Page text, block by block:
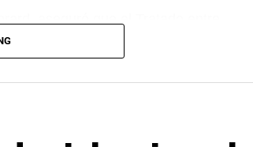
sin cambios y continúa ofreciendo
previstos. Por su parte, la
frente al dólar y reiteró que el
registrados durante